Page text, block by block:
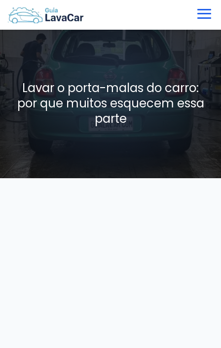
Lavar o porta-malas do carro:
por que muitos esquecem essa
parte